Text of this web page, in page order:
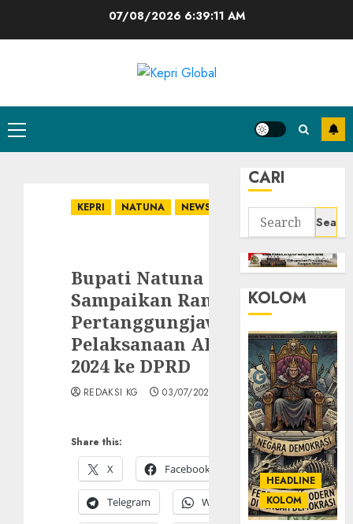
07/08/2026 6:39:12 AM
Primary
Menu
KEPRI NATUNA NEWS
Bupati Natuna
Sampaikan Ranperda
Pertanggungjawaban
Pelaksanaan APBD
2024 ke DPRD
Share this:
X
Facebook
Telegram WhatsApp
REDAKSI KG 03/07/2025
CARI
Search
for:
KOLOM
HEADLINE
KOLOM